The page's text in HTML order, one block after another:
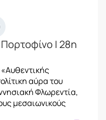
| 28η
αύρα του
Φλωρεντία,
μεσαιωνικούς